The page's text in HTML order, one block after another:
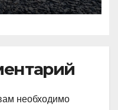
необходимо